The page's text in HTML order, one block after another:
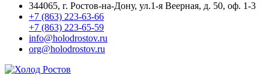
344065, г. Ростов-на-Дону, ул.1-я Веерная, д. 50, оф. 1-3
+7 (863) 223-63-66
+7 (863) 223-65-59
info@holodrostov.ru
org@holodrostov.ru